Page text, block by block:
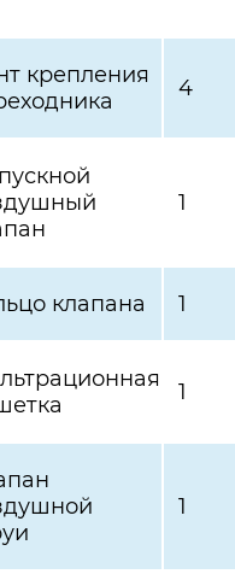
крепления
4
1
клапана 1
1
1